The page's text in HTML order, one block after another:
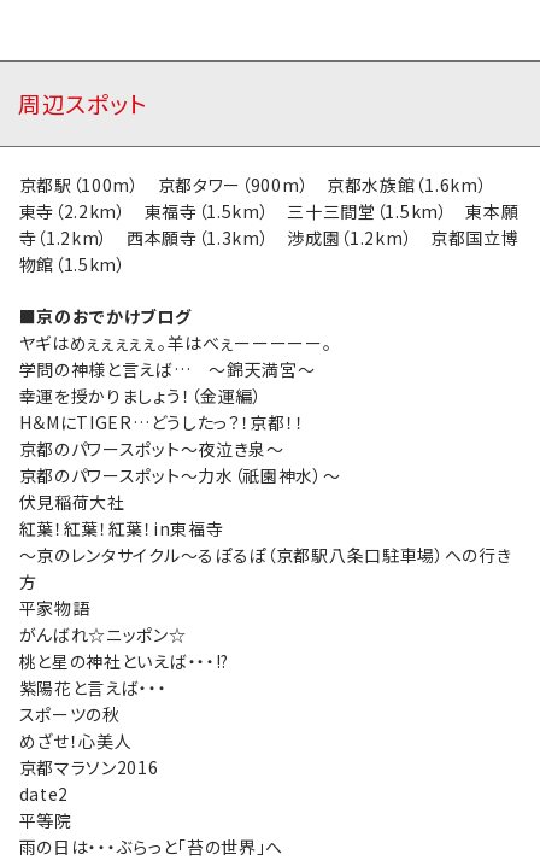
周辺スポット
京都駅（100m） 京都タワー（900m） 京都水族館（1.6km）
東寺（2.2km） 東福寺（1.5km） 三十三間堂（1.5km） 東本願
寺（1.2km） 西本願寺（1.3km） 渉成園（1.2km） 京都国立博
物館（1.5km）
■京のおでかけブログ
ヤギはめぇぇぇぇぇ。羊はべぇーーーーー。
学問の神様と言えば… ～錦天満宮～
幸運を授かりましょう！（金運編）
H＆MにTIGER…どうしたっ？！京都！！
京都のパワースポット～夜泣き泉～
京都のパワースポット～力水（祇園神水）～
伏見稲荷大社
紅葉！紅葉！紅葉！in東福寺
～京のレンタサイクル～るぽるぽ（京都駅八条口駐車場）への行き
方
平家物語
がんばれ☆ニッポン☆
桃と星の神社といえば・・・!?
紫陽花と言えば・・・
スポーツの秋
めざせ！心美人
京都マラソン2016
date2
平等院
雨の日は・・・ぶらっと「苔の世界」へ